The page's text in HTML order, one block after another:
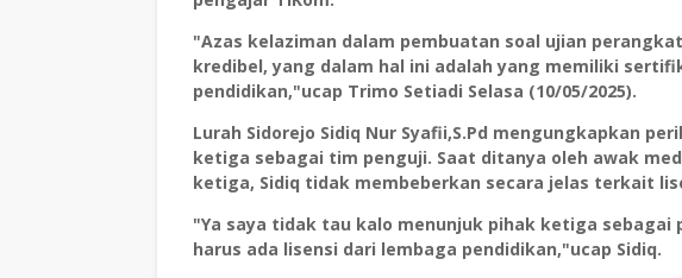
"Azas kelaziman dalam pembuatan soal ujian
kredibel, yang dalam hal ini adalah yang memiliki
pendidikan,"ucap Trimo Setiadi Selasa (10/05/2025).
Lurah Sidorejo Sidiq Nur Syafii,S.Pd mengungkapkan
ketiga sebagai tim penguji. Saat ditanya oleh awak
ketiga, Sidiq tidak membeberkan secara jelas terkait
"Ya saya tidak tau kalo menunjuk pihak ketiga sebagai
harus ada lisensi dari lembaga pendidikan,"ucap Sidiq.